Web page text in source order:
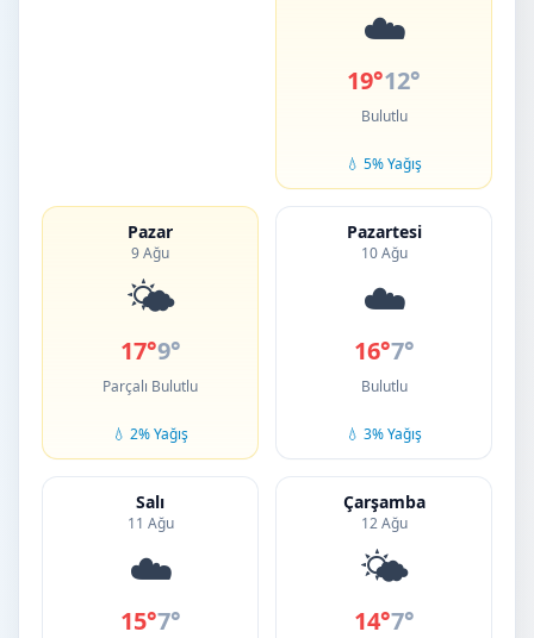
☁️
19°12°
Bulutlu
💧 5% Yağış
Pazar
9 Ağu
🌤️
17°9°
Parçalı Bulutlu
💧 2% Yağış
Pazartesi
10 Ağu
☁️
16°7°
Bulutlu
💧 3% Yağış
Salı
11 Ağu
☁️
15°7°
Çarşamba
12 Ağu
🌤️
14°7°